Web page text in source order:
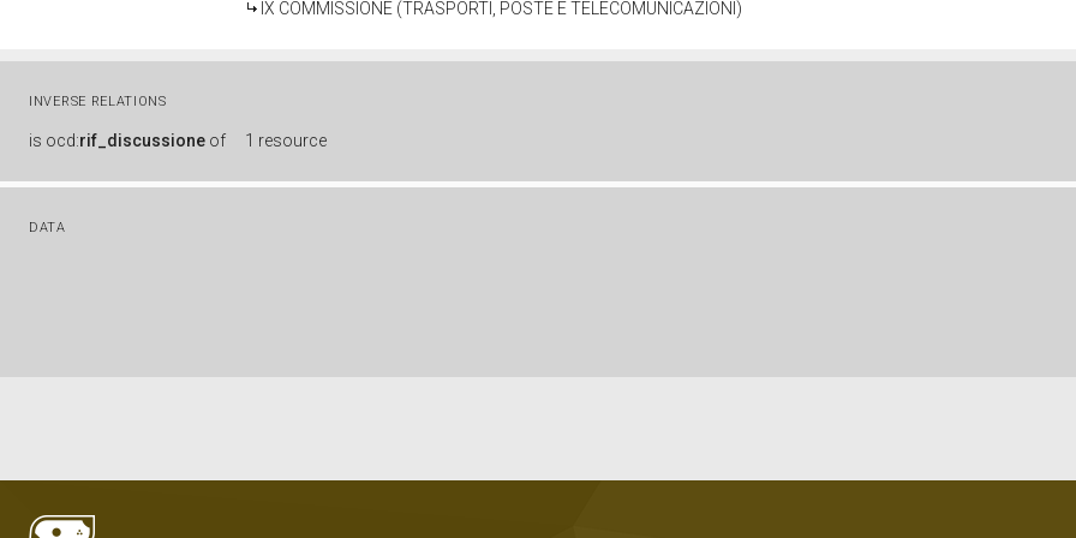
IX COMMISSIONE (TRASPORTI, POSTE E TELECOMUNICAZIONI)
INVERSE RELATIONS
is ocd:rif_discussione of 1 resource
DATA